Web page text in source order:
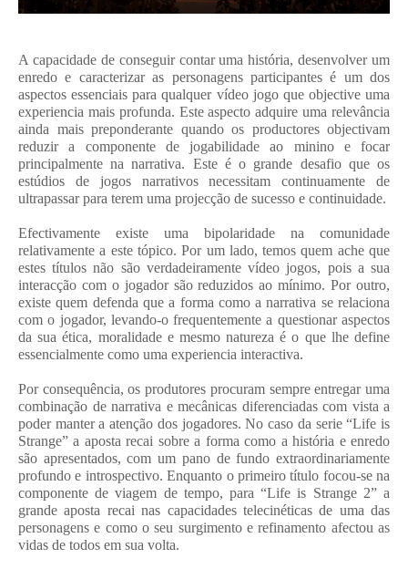
A capacidade de conseguir contar uma história, desenvolver um
enredo e caracterizar as personagens participantes é um dos
aspectos essenciais para qualquer vídeo jogo que objective uma
experiencia mais profunda. Este aspecto adquire uma relevância
ainda mais preponderante quando os productores objectivam
reduzir a componente de jogabilidade ao minino e focar
principalmente na narrativa. Este é o grande desafio que os
estúdios de jogos narrativos necessitam continuamente de
ultrapassar para terem uma projecção de sucesso e continuidade.
Efectivamente existe uma bipolaridade na comunidade
relativamente a este tópico. Por um lado, temos quem ache que
estes títulos não são verdadeiramente vídeo jogos, pois a sua
interacção com o jogador são reduzidos ao mínimo. Por outro,
existe quem defenda que a forma como a narrativa se relaciona
com o jogador, levando-o frequentemente a questionar aspectos
da sua ética, moralidade e mesmo natureza é o que lhe define
essencialmente como uma experiencia interactiva.
Por consequência, os produtores procuram sempre entregar uma
combinação de narrativa e mecânicas diferenciadas com vista a
poder manter a atenção dos jogadores. No caso da serie “Life is
Strange” a aposta recai sobre a forma como a história e enredo
são apresentados, com um pano de fundo extraordinariamente
profundo e introspectivo. Enquanto o primeiro título focou-se na
componente de viagem de tempo, para “Life is Strange 2” a
grande aposta recai nas capacidades telecinéticas de uma das
personagens e como o seu surgimento e refinamento afectou as
vidas de todos em sua volta.